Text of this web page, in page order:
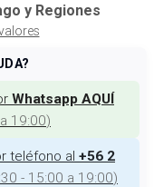
y Regiones
Whatsapp AQUÍ
19:00)
teléfono al +56 2
- 15:00 a 19:00)